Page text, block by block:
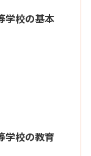
学校の基本
学校の教育